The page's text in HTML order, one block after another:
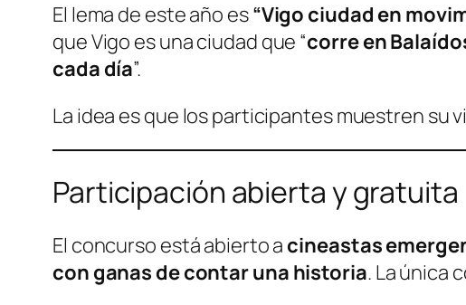
El lema de este año es“Vigo ciudad en
que Vigo es una ciudad que “corre en
cada día”.
La idea es que los participantes muestren su
Participación abierta y gratuita
El concurso está abierto a cineastas
con ganas de contar una historia. La única